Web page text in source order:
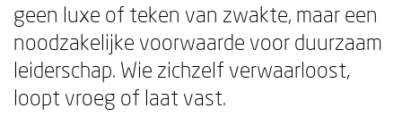
geen luxe of teken van zwakte, maar een
noodzakelijke voorwaarde voor duurzaam
leiderschap. Wie zichzelf verwaarloost,
loopt vroeg of laat vast.